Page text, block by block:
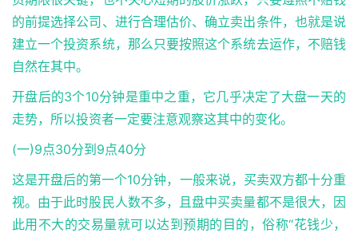
的前提选择公司、进行合理估价、确立卖出条件，也就是说
建立一个投资系统，那么只要按照这个系统去运作，不赔钱
自然在其中。
开盘后的3个10分钟是重中之重，它几乎决定了大盘一天的
走势，所以投资者一定要注意观察这其中的变化。
(一)9点30分到9点40分
这是开盘后的第一个10分钟，一般来说，买卖双方都十分重
视。由于此时股民人数不多，且盘中买卖量都不是很大，因
此用不大的交易量就可以达到预期的目的，俗称“花钱少，